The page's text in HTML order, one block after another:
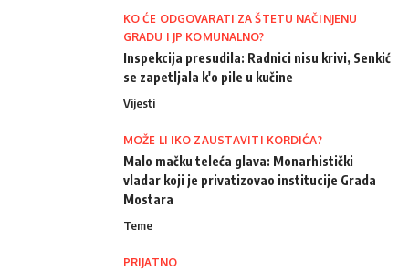
KO ĆE ODGOVARATI ZA ŠTETU NAČINJENU
GRADU I JP KOMUNALNO?
Inspekcija presudila: Radnici nisu krivi, Senkić
se zapetljala k'o pile u kučine
Vijesti
MOŽE LI IKO ZAUSTAVITI KORDIĆA?
Malo mačku teleća glava: Monarhistički
vladar koji je privatizovao institucije Grada
Mostara
Teme
PRIJATNO